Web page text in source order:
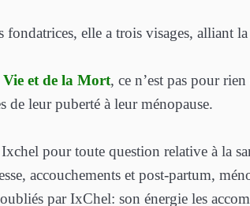
fondatrices, elle a trois visages, alliant
Vie et de la Mort, ce n’est pas pour
de leur puberté à leur ménopause.
pour toute question relative à la
accouchements et post-partum,
par IxChel: son énergie les